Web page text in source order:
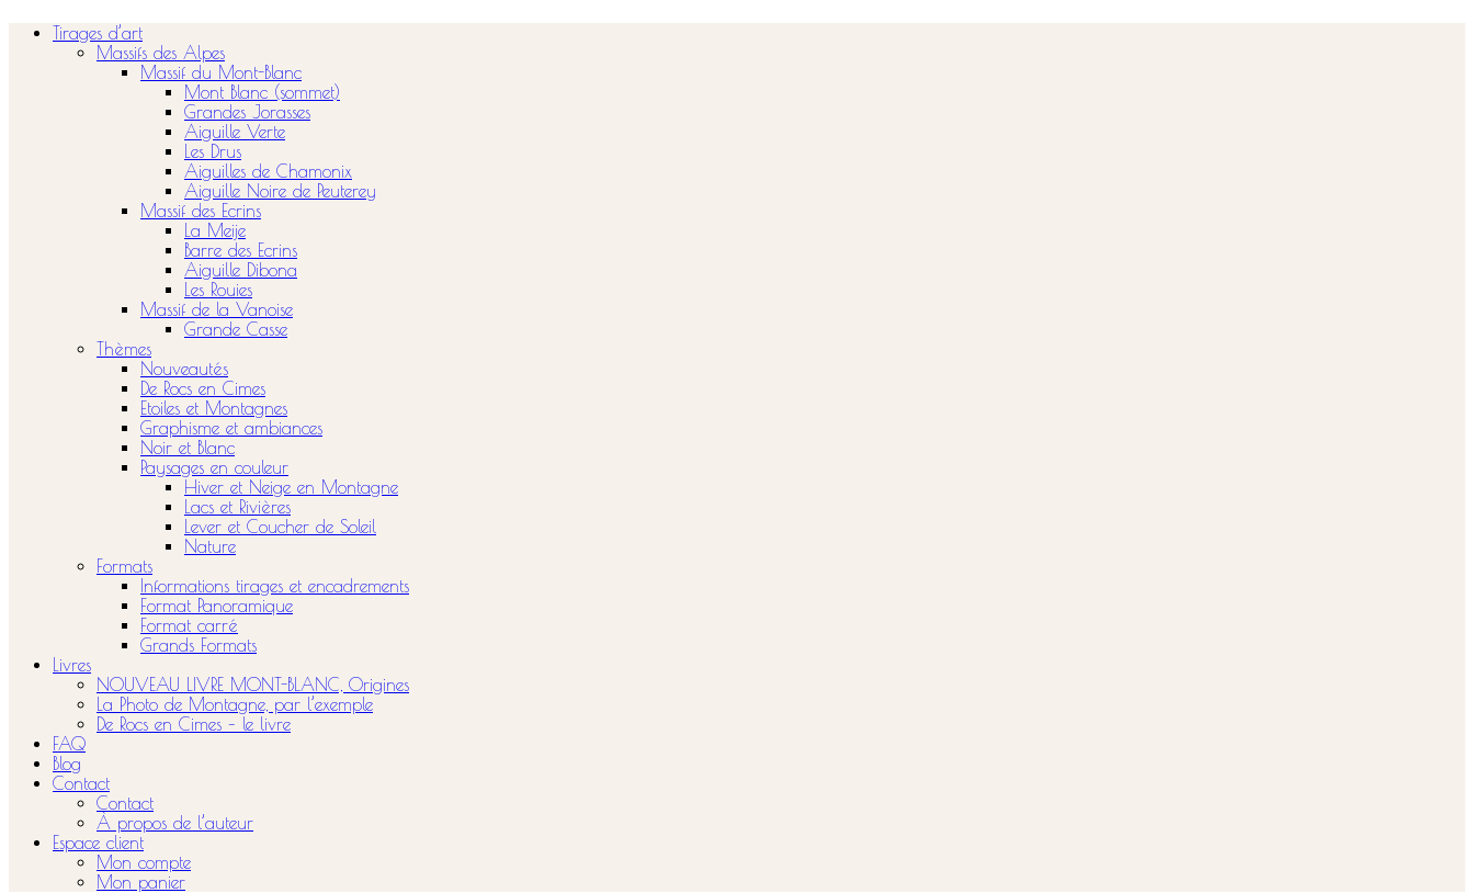
Tirages d’art
Massifs des Alpes
Massif du Mont-Blanc
Mont Blanc (sommet)
Grandes Jorasses
Aiguille Verte
Les Drus
Aiguilles de Chamonix
Aiguille Noire de Peuterey
Massif des Ecrins
La Meije
Barre des Ecrins
Aiguille Dibona
Les Rouies
Massif de la Vanoise
Grande Casse
Thèmes
Nouveautés
De Rocs en Cimes
Etoiles et Montagnes
Graphisme et ambiances
Noir et Blanc
Paysages en couleur
Hiver et Neige en Montagne
Lacs et Rivières
Lever et Coucher de Soleil
Nature
Formats
Informations tirages et encadrements
Format Panoramique
Format carré
Grands Formats
Livres
NOUVEAU LIVRE MONT-BLANC, Origines
La Photo de Montagne, par l’exemple
De Rocs en Cimes – le livre
FAQ
Blog
Contact
Contact
À propos de l’auteur
Espace client
Mon compte
Mon panier